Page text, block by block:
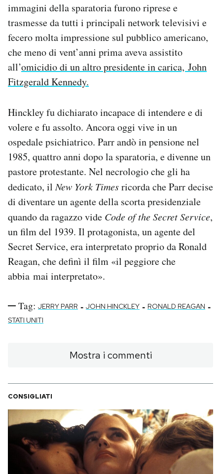
immagini della sparatoria furono riprese e
trasmesse da tutti i principali network televisivi e
fecero molta impressione sul pubblico americano,
che meno di vent’anni prima aveva assistito
all’omicidio di un altro presidente in carica, John
Fitzgerald Kennedy.
Hinckley fu dichiarato incapace di intendere e di
volere e fu assolto. Ancora oggi vive in un
ospedale psichiatrico. Parr andò in pensione nel
1985, quattro anni dopo la sparatoria, e divenne un
pastore protestante. Nel necrologio che gli ha
dedicato, ilNew York Timesricorda che Parr decise
di diventare un agente della scorta presidenziale
quando da ragazzo vide Code of the Secret Service,
un film del 1939. Il protagonista, un agente del
Secret Service, era interpretato proprio da Ronald
Reagan, che definì il film «il peggiore che
abbia mai interpretato».
Tag: JERRY PARR - JOHN HINCKLEY - RONALD REAGAN -
STATI UNITI
Mostra i commenti
CONSIGLIATI